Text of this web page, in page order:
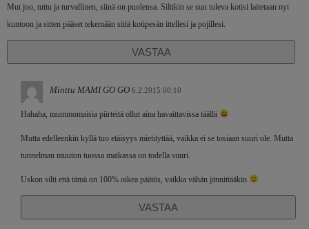
Mut joo, tuttu ja turvallinen, siinä on puolensa. Siltikin se sun tuleva kotisi laitetaan nyt
kuntoon ja sitten pääset tekemään siitä kotipesän ittellesi ja pojillesi.
VASTAA
Minttu MAMI GO GO 6.2.2015 00:10
Hahaha, mummomaisia piirteitä ollut aina havaittavissa täällä
Mutta edelleenkin kyllä tuo etäisyys mietityttää, vaikka ei se tosiaan suuri ole. Mutta
tunnelman muuton tuossa matkassa on todella suuri.
Uskon silti että tämä on 100% oikea päätös, vaikka vähän jännittääkin
VASTAA